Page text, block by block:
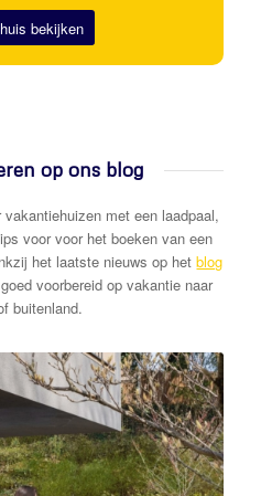
bekijken
op ons blog
met een laadpaal,
voor voor het boeken van een
het laatste nieuws op hetblog
voorbereid op vakantie naar
buitenland.